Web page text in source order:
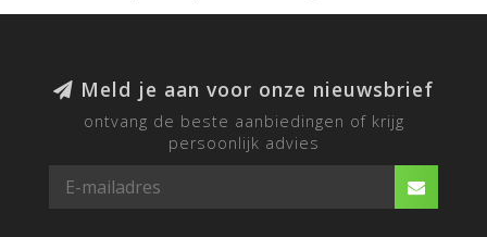
Meld je aan voor onze nieuwsbrief
ontvang de beste aanbiedingen of krijg
persoonlijk advies